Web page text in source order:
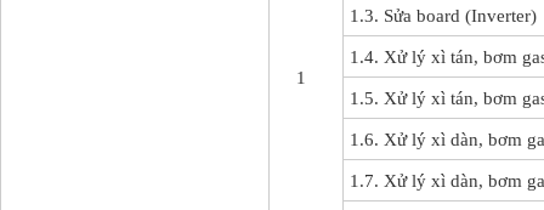
1
1.3. Sửa board (Inverter)
1.4. Xử lý xì tán, bơm
1.5. Xử lý xì tán, bơm
1.6. Xử lý xì dàn, bơm
1.7. Xử lý xì dàn, bơm